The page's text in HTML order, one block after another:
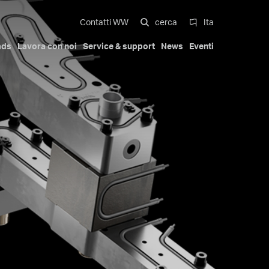
Contatti WW cerca Ita
Soluzioni Compatte
Attuatori idraulici
Serie Iniettori Pa Full Compact
Ugelli avvitati rastremati
Compact Stack Mold
cavità
multi-
Automotive exterior
Mobilità
Giardinaggio
La nostra storia
Trademarks
Certificazioni
Patents
Lavora con noi Service & support News Eventi